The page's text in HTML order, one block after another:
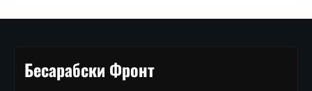
Бесарабски Фронт